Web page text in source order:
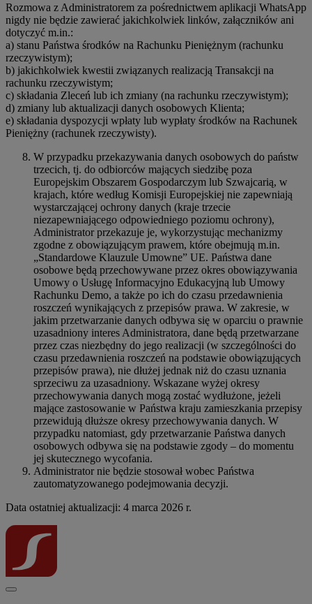
Rozmowa z Administratorem za pośrednictwem aplikacji WhatsApp
nigdy nie będzie zawierać jakichkolwiek linków, załączników ani
dotyczyć m.in.:
a) stanu Państwa środków na Rachunku Pieniężnym (rachunku
rzeczywistym);
b) jakichkolwiek kwestii związanych realizacją Transakcji na
rachunku rzeczywistym;
c) składania Zleceń lub ich zmiany (na rachunku rzeczywistym);
d) zmiany lub aktualizacji danych osobowych Klienta;
e) składania dyspozycji wpłaty lub wypłaty środków na Rachunek
Pieniężny (rachunek rzeczywisty).
W przypadku przekazywania danych osobowych do państw
trzecich, tj. do odbiorców mających siedzibę poza
Europejskim Obszarem Gospodarczym lub Szwajcarią, w
krajach, które według Komisji Europejskiej nie zapewniają
wystarczającej ochrony danych (kraje trzecie
niezapewniającego odpowiedniego poziomu ochrony),
Administrator przekazuje je, wykorzystując mechanizmy
zgodne z obowiązującym prawem, które obejmują m.in.
„Standardowe Klauzule Umowne” UE. Państwa dane
osobowe będą przechowywane przez okres obowiązywania
Umowy o Usługę Informacyjno Edukacyjną lub Umowy
Rachunku Demo, a także po ich do czasu przedawnienia
roszczeń wynikających z przepisów prawa. W zakresie, w
jakim przetwarzanie danych odbywa się w oparciu o prawnie
uzasadniony interes Administratora, dane będą przetwarzane
przez czas niezbędny do jego realizacji (w szczególności do
czasu przedawnienia roszczeń na podstawie obowiązujących
przepisów prawa), nie dłużej jednak niż do czasu uznania
sprzeciwu za uzasadniony. Wskazane wyżej okresy
przechowywania danych mogą zostać wydłużone, jeżeli
mające zastosowanie w Państwa kraju zamieszkania przepisy
przewidują dłuższe okresy przechowywania danych. W
przypadku natomiast, gdy przetwarzanie Państwa danych
osobowych odbywa się na podstawie zgody – do momentu
jej skutecznego wycofania.
Administrator nie będzie stosował wobec Państwa
zautomatyzowanego podejmowania decyzji.
Data ostatniej aktualizacji: 4 marca 2026 r.